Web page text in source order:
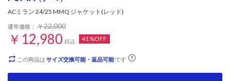
ACミラン 24/25 MMQ ジャケット(レッド)
通常価格： ￥22,000
￥12,980 税込 41%OFF
この商品は サイズ交換可能・返品可能です